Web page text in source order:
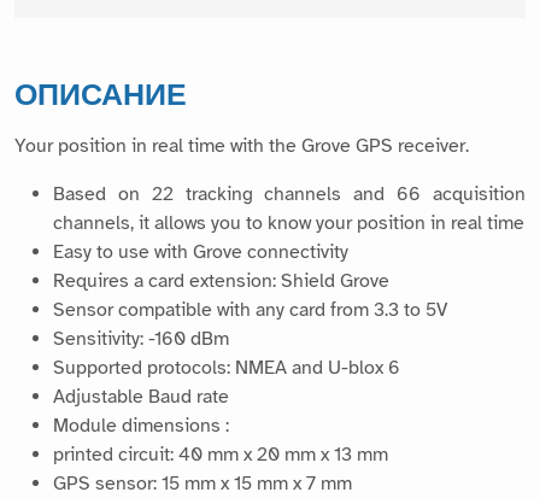
ОПИСАНИЕ
Your position in real time with the Grove GPS receiver.
Based on 22 tracking channels and 66 acquisition
channels, it allows you to know your position in real time
Easy to use with Grove connectivity
Requires a card extension: Shield Grove
Sensor compatible with any card from 3.3 to 5V
Sensitivity: -160 dBm
Supported protocols: NMEA and U-blox 6
Adjustable Baud rate
Module dimensions :
printed circuit: 40 mm x 20 mm x 13 mm
GPS sensor: 15 mm x 15 mm x 7 mm